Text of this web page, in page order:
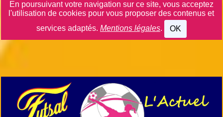
En poursuivant votre navigation sur ce site, vous acceptez
l'utilisation de cookies pour vous proposer des contenus et
services adaptés. Mentions légales. OK